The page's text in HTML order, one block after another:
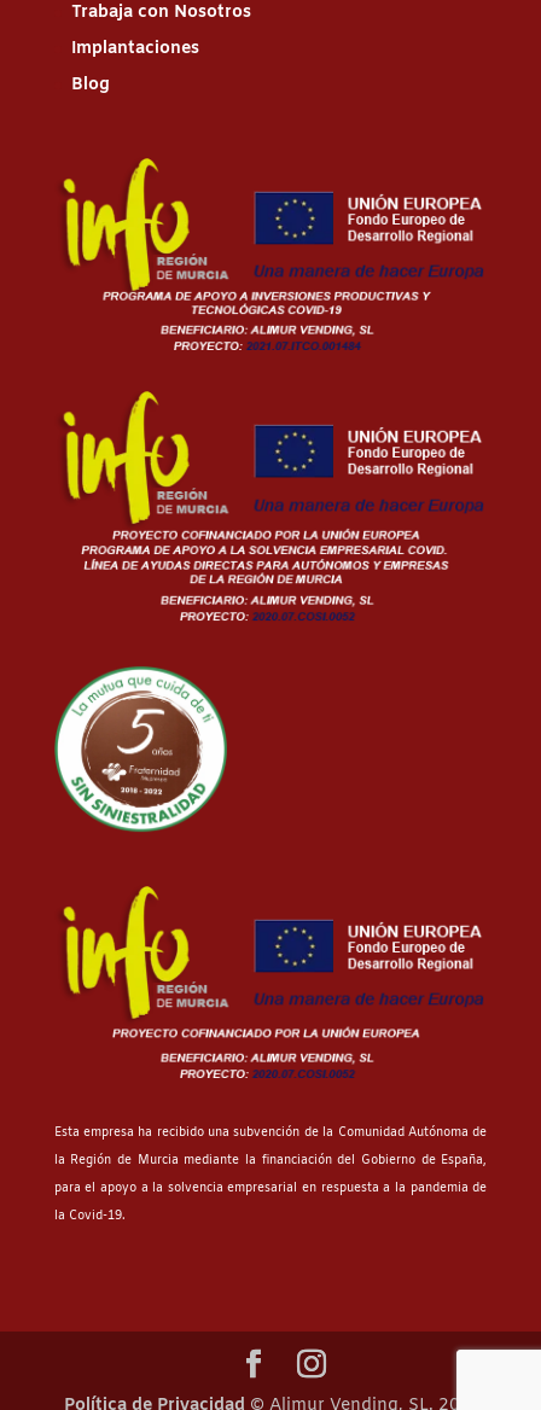
Trabaja con Nosotros
Implantaciones
Blog
Esta empresa ha recibido una subvención de la Comunidad Autónoma de
la Región de Murcia mediante la financiación del Gobierno de España,
para el apoyo a la solvencia empresarial en respuesta a la pandemia de
la Covid-19.